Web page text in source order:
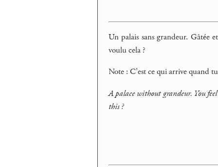
Un palais sans grandeur. Gâtée
voulu cela ?
Note : C’est ce qui arrive quand
A palace without grandeur. You feel
this ?